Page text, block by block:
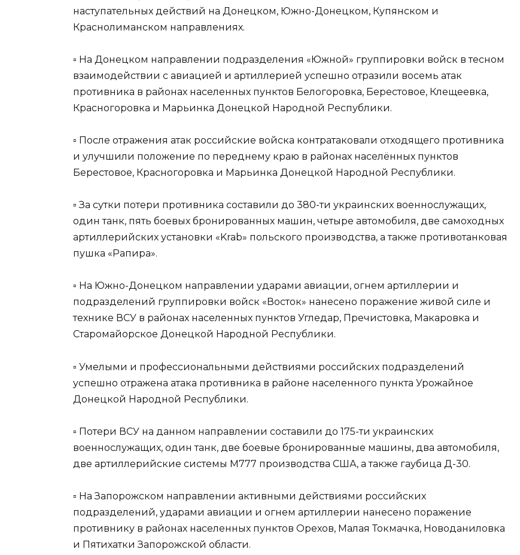
наступательных действий на Донецком, Южно-Донецком, Купянском и
Краснолиманском направлениях.
▫️ На Донецком направлении подразделения «Южной» группировки войск в тесном
взаимодействии с авиацией и артиллерией успешно отразили восемь атак
противника в районах населенных пунктов Белогоровка, Берестовое, Клещеевка,
Красногоровка и Марьинка Донецкой Народной Республики.
▫️ После отражения атак российские войска контратаковали отходящего противника
и улучшили положение по переднему краю в районах населённых пунктов
Берестовое, Красногоровка и Марьинка Донецкой Народной Республики.
▫️ За сутки потери противника составили до 380-ти украинских военнослужащих,
один танк, пять боевых бронированных машин, четыре автомобиля, две самоходных
артиллерийских установки «Krab» польского производства, а также противотанковая
пушка «Рапира».
▫️ На Южно-Донецком направлении ударами авиации, огнем артиллерии и
подразделений группировки войск «Восток» нанесено поражение живой силе и
технике ВСУ в районах населенных пунктов Угледар, Пречистовка, Макаровка и
Старомайорское Донецкой Народной Республики.
▫️ Умелыми и профессиональными действиями российских подразделений
успешно отражена атака противника в районе населенного пункта Урожайное
Донецкой Народной Республики.
▫️ Потери ВСУ на данном направлении составили до 175-ти украинских
военнослужащих, один танк, две боевые бронированные машины, два автомобиля,
две артиллерийские системы М777 производства США, а также гаубица Д-30.
▫️ На Запорожском направлении активными действиями российских
подразделений, ударами авиации и огнем артиллерии нанесено поражение
противнику в районах населенных пунктов Орехов, Малая Токмачка, Новоданиловка
и Пятихатки Запорожской области.